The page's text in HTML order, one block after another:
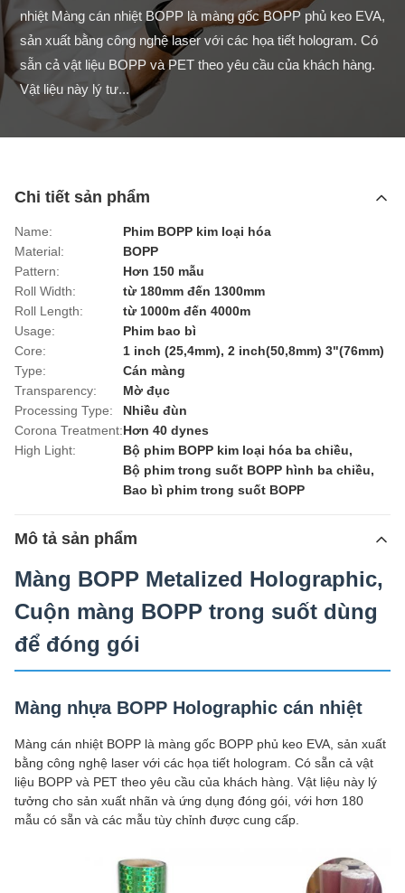
nhiệt Màng cán nhiệt BOPP là màng gốc BOPP phủ keo EVA,
sản xuất bằng công nghệ laser với các họa tiết hologram. Có
sẵn cả vật liệu BOPP và PET theo yêu cầu của khách hàng.
Vật liệu này lý tư...
Chi tiết sản phẩm
Name:
Phim BOPP kim loại hóa
Material:
BOPP
Pattern:
Hơn 150 mẫu
Roll Width:
từ 180mm đến 1300mm
Roll Length:
từ 1000m đến 4000m
Usage:
Phim bao bì
Core:
1 inch (25,4mm), 2 inch(50,8mm) 3"(76mm)
Type:
Cán màng
Transparency:
Mờ đục
Processing Type:
Nhiều đùn
Corona Treatment:Hơn 40 dynes
High Light:
Bộ phim BOPP kim loại hóa ba chiều,
Bộ phim trong suốt BOPP hình ba chiều,
Bao bì phim trong suốt BOPP
Mô tả sản phẩm
Màng BOPP Metalized Holographic,
Cuộn màng BOPP trong suốt dùng
để đóng gói
Màng nhựa BOPP Holographic cán nhiệt
Màng cán nhiệt BOPP là màng gốc BOPP phủ keo EVA, sản xuất
bằng công nghệ laser với các họa tiết hologram. Có sẵn cả vật
liệu BOPP và PET theo yêu cầu của khách hàng. Vật liệu này lý
tưởng cho sản xuất nhãn và ứng dụng đóng gói, với hơn 180
mẫu có sẵn và các mẫu tùy chỉnh được cung cấp.